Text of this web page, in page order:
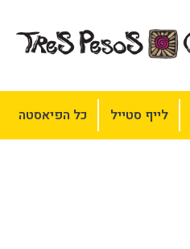
לייף סטייל כל הפיאסטה